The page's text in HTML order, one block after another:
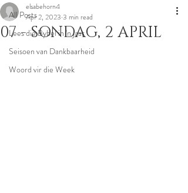
All Posts
Lees die Bybel in 'n jaar
Seisoen van Dankbaarheid
Woord vir die Week
07 - SONDAG, 2 APRIL
elsabehorn4
Apr 2, 2023 3 min read